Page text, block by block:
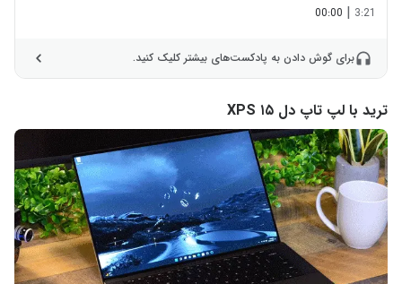
3:21
|
00:00
برای گوش دادن به پادکست‌های بیشتر کلیک کنید.
ترید با لپ تاپ دل ۱۵ XPS